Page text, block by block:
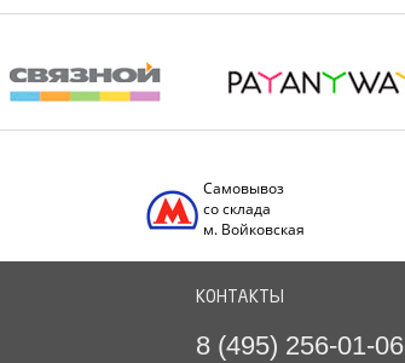
Самовывоз
со склада
м. Войковская
КОНТАКТЫ
8 (495) 256-01-06